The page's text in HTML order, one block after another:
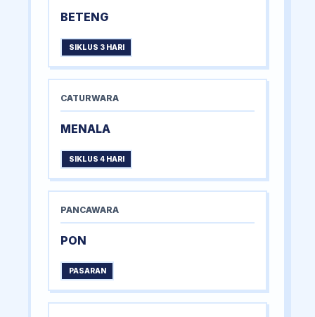
BETENG
SIKLUS 3 HARI
CATURWARA
MENALA
SIKLUS 4 HARI
PANCAWARA
PON
PASARAN